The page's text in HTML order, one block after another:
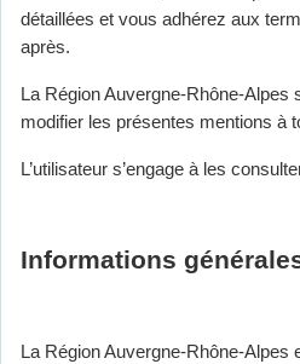
détaillées et vous adhérez aux
après.
La Région Auvergne-Rhône-Alpes
modifier les présentes mentions à
L’utilisateur s’engage à les
Informations
La Région Auvergne-Rhône-Alpes